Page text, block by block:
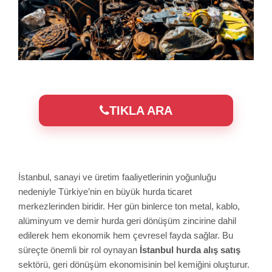
TIKLA ARA
İstanbul, sanayi ve üretim faaliyetlerinin yoğunluğu
nedeniyle Türkiye’nin en büyük hurda ticaret
merkezlerinden biridir. Her gün binlerce ton metal, kablo,
alüminyum ve demir hurda geri dönüşüm zincirine dahil
edilerek hem ekonomik hem çevresel fayda sağlar. Bu
süreçte önemli bir rol oynayan İstanbul hurda alış satış
sektörü, geri dönüşüm ekonomisinin bel kemiğini oluşturur.